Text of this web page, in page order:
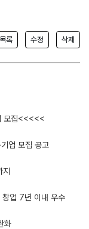
목록 수정 삭제
모집<<<<<
업 모집 공고
창업 7년 이내 우수
화